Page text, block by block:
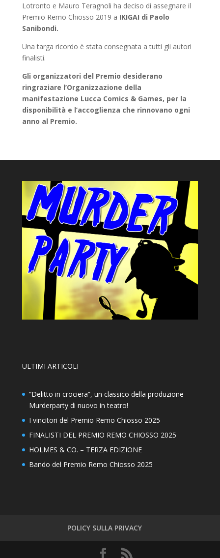
Lotronto e Mauro Teragnoli ha deciso di assegnare il
Premio Remo Chiosso 2019 a IKIGAI di Paolo
Sanibondi.
Una targa ricordo è stata consegnata a tutti gli autori
finalisti.
Gli organizzatori del Premio desiderano
ringraziare l’Organizzazione della
manifestazione Lucca Comics & Games, per la
disponibilità e l’accoglienza che rinnovano ogni
anno al Premio.
ULTIMI ARTICOLI
“Delitto in crociera”, un classico della produzione
Murderparty di nuovo in teatro!
I vincitori del Premio Remo Chiosso 2025
FINALISTI DEL PREMIO REMO CHIOSSO 2025
HOLMES & CO. – TERZA EDIZIONE
Bando del Premio Remo Chiosso 2025
POLICY SULLA PRIVACY